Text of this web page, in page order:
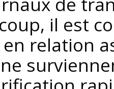
il est
relation